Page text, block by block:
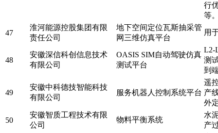
行
等
47
淮河能源控股集团有限
责任公司
地下空间定位瓦斯抽采管
网三维仿真平台
用
48
安徽深信科创信息技术
有限公司
OASIS SIM自动驾驶仿真
测试平台
L2-
测
到
49
安徽中科德技智能科技
有限公司
服务机器人控制系统平台
遥
产
外
50
安徽智质工程技术有限
公司
物料平衡系统
水
产